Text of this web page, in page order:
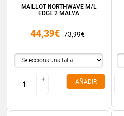
MAILLOT NORTHWAVE M/L
EDGE 2 MALVA
44,39€ 73,99€
+
-
+
-
AÑADIR